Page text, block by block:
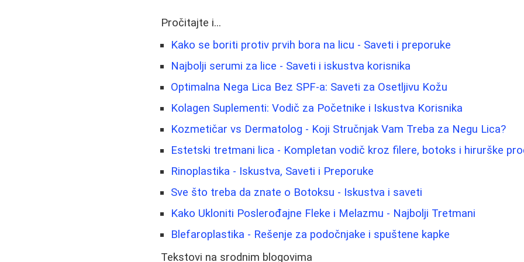
Pročitajte i...
Kako se boriti protiv prvih bora na licu - Saveti i preporuke
Najbolji serumi za lice - Saveti i iskustva korisnika
Optimalna Nega Lica Bez SPF-a: Saveti za Osetljivu Kožu
Kolagen Suplementi: Vodič za Početnike i Iskustva Korisnika
Kozmetičar vs Dermatolog - Koji Stručnjak Vam Treba za Negu Lica?
Estetski tretmani lica - Kompletan vodič kroz filere, botoks i hirurške
Rinoplastika - Iskustva, Saveti i Preporuke
Sve što treba da znate o Botoksu - Iskustva i saveti
Kako Ukloniti Poslerođajne Fleke i Melazmu - Najbolji Tretmani
Blefaroplastika - Rešenje za podočnjake i spuštene kapke
Tekstovi na srodnim blogovima